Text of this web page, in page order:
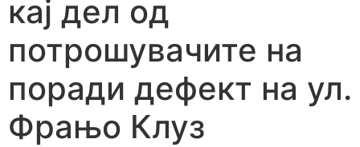
кај дел од
потрошувачите на
поради дефект на ул.
Фрањо Клуз